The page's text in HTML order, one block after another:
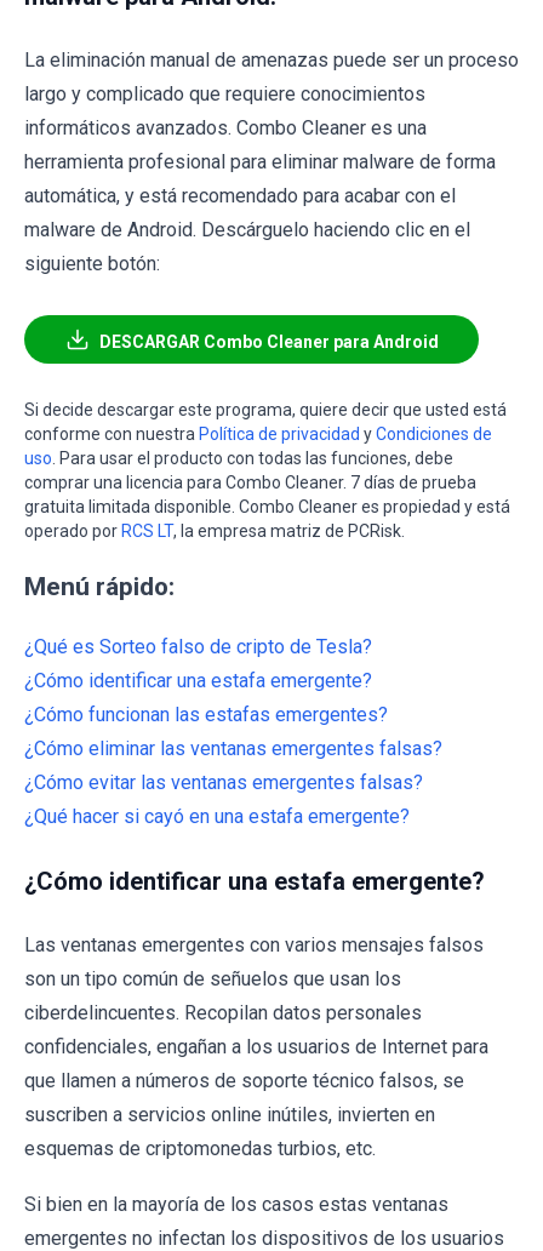
La eliminación manual de amenazas puede ser un proceso
largo y complicado que requiere conocimientos
informáticos avanzados. Combo Cleaner es una
herramienta profesional para eliminar malware de forma
automática, y está recomendado para acabar con el
malware de Android. Descárguelo haciendo clic en el
siguiente botón:
DESCARGAR Combo Cleaner para Android
Si decide descargar este programa, quiere decir que usted está
conforme con nuestra Política de privacidad yCondiciones de
uso . Para usar el producto con todas las funciones, debe
comprar una licencia para Combo Cleaner. 7 días de prueba
gratuita limitada disponible. Combo Cleaner es propiedad y está
operado porRCS LT, la empresa matriz de PCRisk.
Menú rápido:
¿Qué es Sorteo falso de cripto de Tesla?
¿Cómo identificar una estafa emergente?
¿Cómo funcionan las estafas emergentes?
¿Cómo eliminar las ventanas emergentes falsas?
¿Cómo evitar las ventanas emergentes falsas?
¿Qué hacer si cayó en una estafa emergente?
¿Cómo identificar una estafa emergente?
Las ventanas emergentes con varios mensajes falsos
son un tipo común de señuelos que usan los
ciberdelincuentes. Recopilan datos personales
confidenciales, engañan a los usuarios de Internet para
que llamen a números de soporte técnico falsos, se
suscriben a servicios online inútiles, invierten en
esquemas de criptomonedas turbios, etc.
Si bien en la mayoría de los casos estas ventanas
emergentes no infectan los dispositivos de los usuarios